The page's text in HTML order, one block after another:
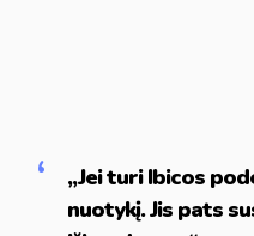
„Jei turi Ibicos
nuotykį. Jis pats